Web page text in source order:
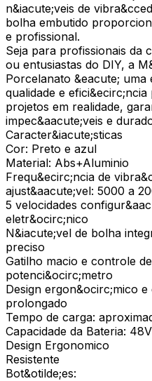
n&iacute;veis de
bolha embutido
e profissional.
Seja para profissionais da
ou entusiastas do DIY, a
Porcelanato &eacute; uma
qualidade e
projetos em realidade,
impec&aacute;veis e
Caracter&iacute;sticas
Cor: Preto e azul
Material: Abs+Aluminio
Frequ&ecirc;ncia de
ajust&aacute;vel: 5000 a
5 velocidades
eletr&ocirc;nico
N&iacute;vel de bolha
preciso
Gatilho macio e controle
potenci&ocirc;metro
Design ergon&ocirc;mico
prolongado
Tempo de carga:
Capacidade da Bateria: 48V
Design Ergonomico
Resistente
Bot&otilde;es: